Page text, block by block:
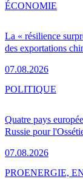
La « résilience
des exportations
07.08.2026
ÉCONOMIE
Quatre pays
Russie pour
07.08.2026
POLITIQUE
PROENERGIE,